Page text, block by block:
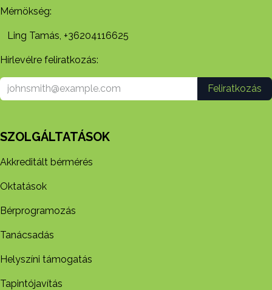
Mérnökség:
Ling Tamás, +36204116625
Hírlevélre feliratkozás:
Feliratkozás
SZOLGÁLTATÁSOK
Akkreditált bérmérés
Oktatások
Bérprogramozás
Tanácsadás
Helyszíni támogatás
Tapintójavítás